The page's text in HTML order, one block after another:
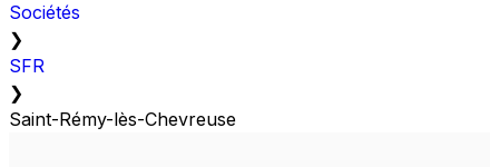
Sociétés
❯
SFR
❯
Saint-Rémy-lès-Chevreuse